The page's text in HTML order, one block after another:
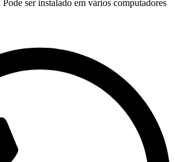
ser instalado em vários computadores